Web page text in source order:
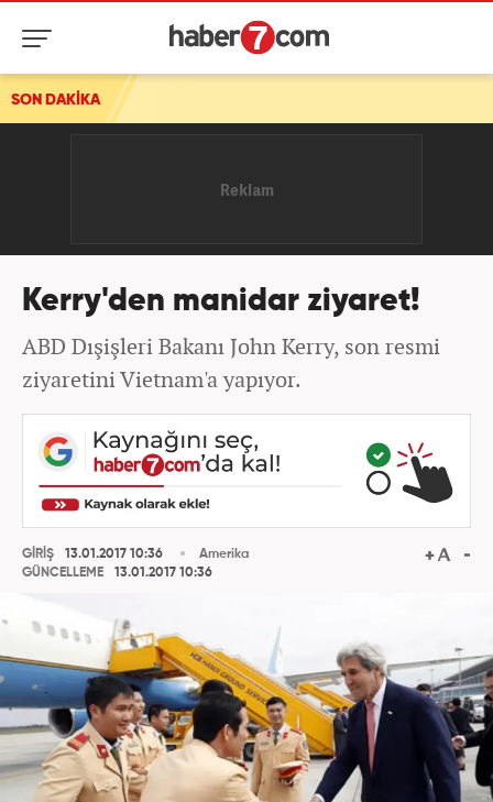
SON DAKİKA
Kerry'den manidar ziyaret!
ABD Dışişleri Bakanı John Kerry, son resmi
ziyaretini Vietnam'a yapıyor.
GİRİŞ
13.01.2017 10:36
GÜNCELLEME
13.01.2017 10:36
Amerika